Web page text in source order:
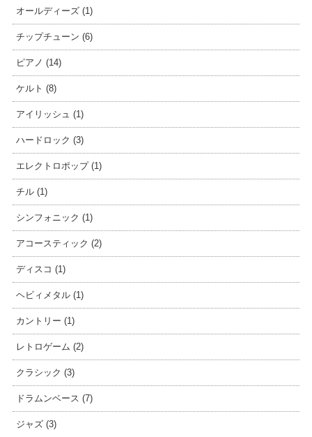
オールディーズ (1)
チップチューン (6)
ピアノ (14)
ケルト (8)
アイリッシュ (1)
ハードロック (3)
エレクトロポップ (1)
チル (1)
シンフォニック (1)
アコースティック (2)
ディスコ (1)
ヘビィメタル (1)
カントリー (1)
レトロゲーム (2)
クラシック (3)
ドラムンベース (7)
ジャズ (3)